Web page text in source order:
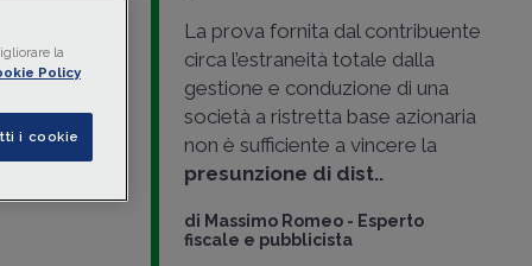
e
su
La prova fornita dal contribuente
circa l’estraneità totale dalla
gestione e conduzione di una
società a ristretta base azionaria
non è sufficiente a vincere la
presunzione di dist..
di Massimo Romeo - Esperto
fiscale e pubblicista
la
Policy
i cookie